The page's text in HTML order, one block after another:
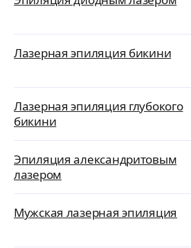
Лазерная эпиляция бикини
Лазерная эпиляция глубокого
бикини
Эпиляция александритовым
лазером
Мужская лазерная эпиляция